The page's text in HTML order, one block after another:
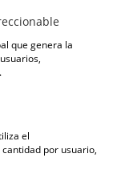
que genera la
el
por usuario,